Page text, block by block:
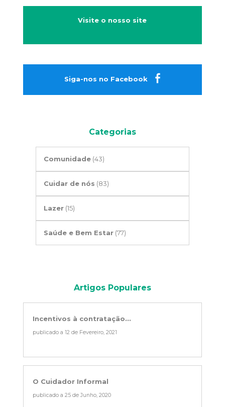
Visite o nosso site
Siga-nos no Facebook
Categorias
Comunidade (43)
Cuidar de nós (83)
Lazer (15)
Saúde e Bem Estar (77)
Artigos Populares
Incentivos à contratação...
publicado a 12 de Fevereiro, 2021
O Cuidador Informal
publicado a 25 de Junho, 2020